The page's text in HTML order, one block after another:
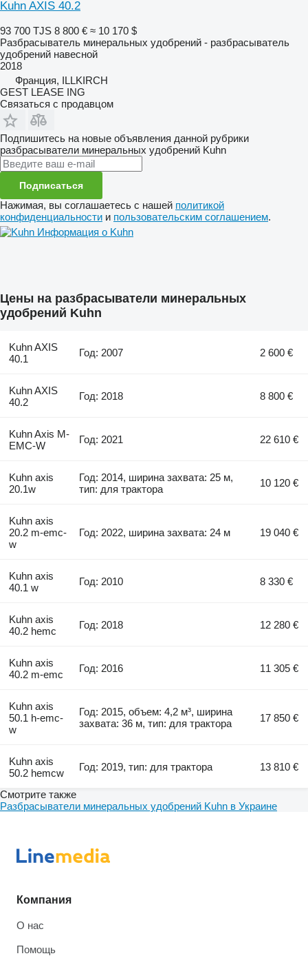
Kuhn AXIS 40.2
93 700 TJS 8 800 € ≈ 10 170 $
Разбрасыватель минеральных удобрений - разбрасыватель
удобрений навесной
2018
Франция, ILLKIRCH
GEST LEASE ING
Связаться с продавцом
Подпишитесь на новые объявления данной рубрики
разбрасыватели минеральных удобрений Kuhn
Подписаться
Нажимая, вы соглашаетесь с нашей политикой
конфиденциальности и пользовательским соглашением.
Информация о Kuhn
Цены на разбрасыватели минеральных
удобрений Kuhn
Kuhn AXIS
40.1
Год: 2007 2 600 €
Kuhn AXIS
40.2
Год: 2018 8 800 €
Kuhn Axis M-
EMC-W
Год: 2021 22 610 €
Kuhn axis
20.1w
Год: 2014, ширина захвата: 25 м,
тип: для трактора
10 120 €
Kuhn axis
20.2 m-emc-
w
Год: 2022, ширина захвата: 24 м 19 040 €
Kuhn axis
40.1 w
Год: 2010 8 330 €
Kuhn axis
40.2 hemc
Год: 2018 12 280 €
Kuhn axis
40.2 m-emc
Год: 2016 11 305 €
Kuhn axis
50.1 h-emc-
w
Год: 2015, объем: 4,2 м³, ширина
захвата: 36 м, тип: для трактора
17 850 €
Kuhn axis
50.2 hemcw
Год: 2019, тип: для трактора 13 810 €
Смотрите также
Разбрасыватели минеральных удобрений Kuhn в Украине
Компания
О нас
Помощь